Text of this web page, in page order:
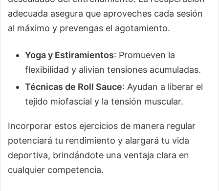
adecuada asegura que aproveches cada sesión
al máximo y prevengas el agotamiento.
Yoga y Estiramientos: Promueven la
flexibilidad y alivian tensiones acumuladas.
Técnicas de Roll Sauce: Ayudan a liberar el
tejido miofascial y la tensión muscular.
Incorporar estos ejercicios de manera regular
potenciará tu rendimiento y alargará tu vida
deportiva, brindándote una ventaja clara en
cualquier competencia.